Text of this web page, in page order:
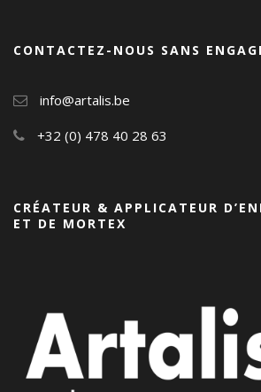
CONTACTEZ-NOUS SANS
info@artalis.be
+32 (0) 478 40 28 63
CRÉATEUR & APPLICATEUR
ET DE MORTEX